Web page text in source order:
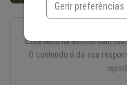
Esse texto foi escrito com
O conteúdo é da sua
Gerir preferências